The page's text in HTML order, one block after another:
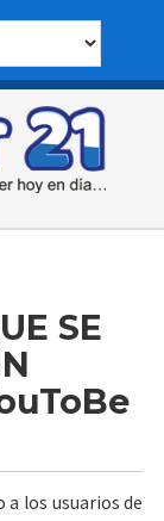
SE
los usuarios de